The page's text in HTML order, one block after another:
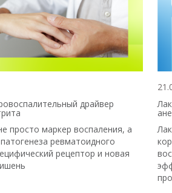
драйвер
просто маркер воспаления, а
ревматоидного
рецептор и новая